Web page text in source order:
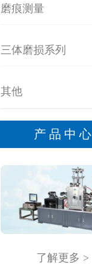
磨痕测量
三体磨损系列
其他
产 品 中 心
了解更多 >